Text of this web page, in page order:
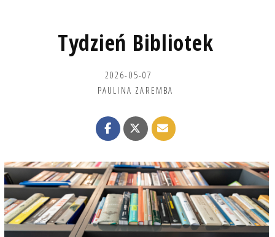
Tydzień Bibliotek
2026-05-07
PAULINA ZAREMBA